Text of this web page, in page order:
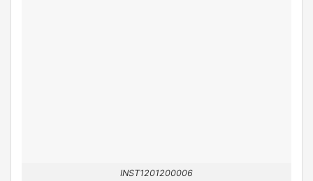
INST1201200006